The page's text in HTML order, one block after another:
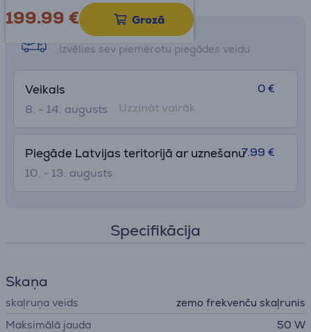
199.99 € Grozā
Saņemšanas iespējas
Izvēlies sev piemērotu piegādes veidu
Veikals
8. - 14. augusts
0 €
Uzzināt vairāk
Piegāde Latvijas teritorijā ar uznešanu
10. - 13. augusts
7.99 €
Specifikācija
Skaņa
skaļruņa veids
zemo frekvenču skaļrunis
Maksimālā jauda
50 W